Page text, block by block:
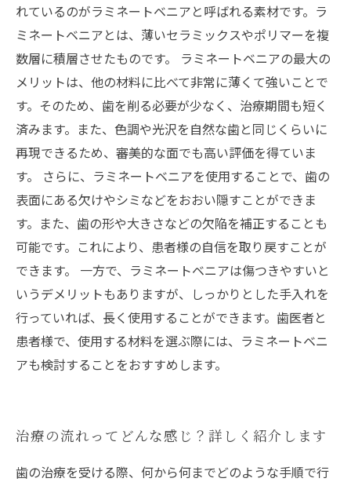
れているのがラミネートベニアと呼ばれる素材です。ラ
ミネートベニアとは、薄いセラミックスやポリマーを複
数層に積層させたものです。 ラミネートベニアの最大の
メリットは、他の材料に比べて非常に薄くて強いことで
す。そのため、歯を削る必要が少なく、治療期間も短く
済みます。また、色調や光沢を自然な歯と同じくらいに
再現できるため、審美的な面でも高い評価を得ていま
す。 さらに、ラミネートベニアを使用することで、歯の
表面にある欠けやシミなどをおおい隠すことができま
す。また、歯の形や大きさなどの欠陥を補正することも
可能です。これにより、患者様の自信を取り戻すことが
できます。 一方で、ラミネートベニアは傷つきやすいと
いうデメリットもありますが、しっかりとした手入れを
行っていれば、長く使用することができます。歯医者と
患者様で、使用する材料を選ぶ際には、ラミネートベニ
アも検討することをおすすめします。
治療の流れってどんな感じ？詳しく紹介します
歯の治療を受ける際、何から何までどのような手順で行